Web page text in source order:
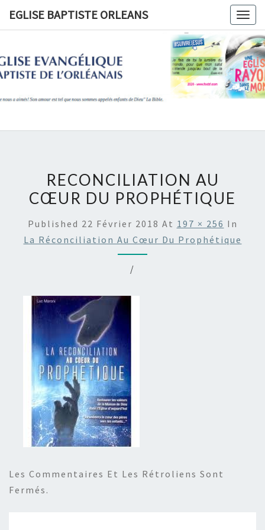
EGLISE BAPTISTE ORLEANS
EGLISE
ORLEANS
RECONCILIATION AU
CŒUR DU PROPHÉTIQUE
Published 22 Février 2018 At 197 × 256 In
La Réconciliation Au Cœur Du Prophétique
/
Les Commentaires Et Les Rétroliens Sont
Fermés.